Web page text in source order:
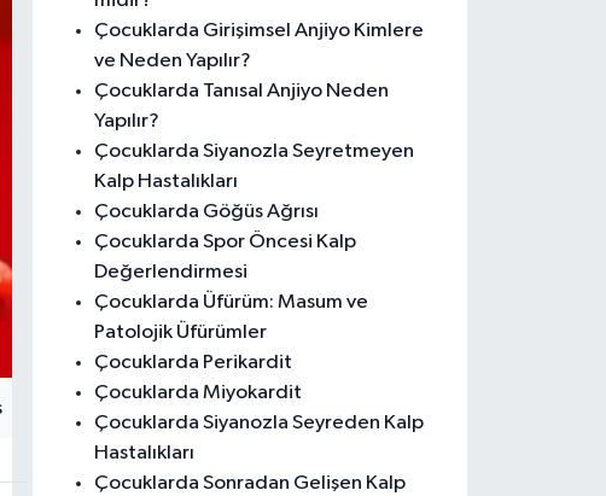
Çocuklarda Girişimsel Anjiyo Kimlere
ve Neden Yapılır?
Çocuklarda Tanısal Anjiyo Neden
Yapılır?
Çocuklarda Siyanozla Seyretmeyen
Kalp Hastalıkları
Çocuklarda Göğüs Ağrısı
Çocuklarda Spor Öncesi Kalp
Değerlendirmesi
Çocuklarda Üfürüm: Masum ve
Patolojik Üfürümler
Çocuklarda Perikardit
Çocuklarda Miyokardit
Çocuklarda Siyanozla Seyreden Kalp
Hastalıkları
Çocuklarda Sonradan Gelişen Kalp